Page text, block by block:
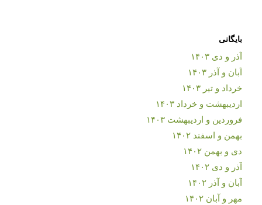
بایگانی
آذر و دی ۱۴۰۳
آبان و آذر ۱۴۰۳
خرداد و تیر ۱۴۰۳
اردیبهشت و خرداد ۱۴۰۳
فروردین و اردیبهشت ۱۴۰۳
بهمن و اسفند ۱۴۰۲
دی و بهمن ۱۴۰۲
آذر و دی ۱۴۰۲
آبان و آذر ۱۴۰۲
مهر و آبان ۱۴۰۲